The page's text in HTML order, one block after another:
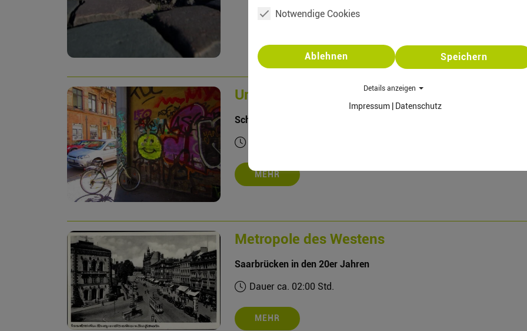
Urban Art Walk
Schrille Street Art, Murals und lokale Graffiti-Kunst
MEHR
Metropole des Westens
Saarbrücken in den 20er Jahren
Dauer ca. 02:00 Std.
MEHR
Notwendige Cookies
Ablehnen Speichern
Details anzeigen
Impressum Datenschutz